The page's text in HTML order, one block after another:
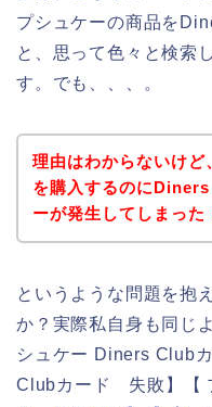
プシュケーの商品を
と、思って色々と検索
す。でも、、、。
理由はわからないけど
を購入するのに
ーが発生してしまった
というような問題を抱
か？実際私自身も同じ
シュケー Diners Club
Clubカード 失敗】【